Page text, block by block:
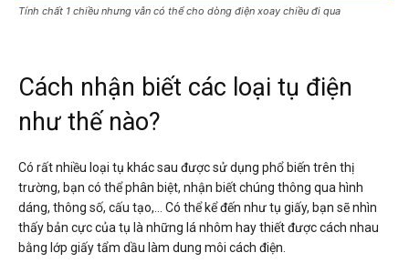
Tính chất 1 chiều nhưng vẫn có thể cho dòng điện xoay chiều đi qua
Cách nhận biết các loại tụ điện
như thế nào?
Có rất nhiều loại tụ khác sau được sử dụng phổ biến trên thị
trường, bạn có thể phân biệt, nhận biết chúng thông qua hình
dáng, thông số, cấu tạo,… Có thể kể đến như tụ giấy, bạn sẽ nhìn
thấy bản cực của tụ là những lá nhôm hay thiết được cách nhau
bằng lớp giấy tẩm dầu làm dung môi cách điện.